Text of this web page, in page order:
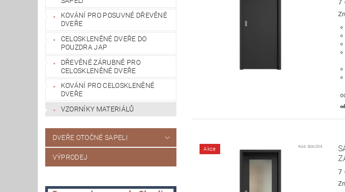
KOVÁNÍ PRO POSUVNÉ DŘEVĚNÉ
DVEŘE
CELOSKLENĚNÉ DVEŘE DO
POUZDRA JAP
DŘEVĚNÉ ZÁRUBNĚ PRO
CELOSKLENĚNÉ DVEŘE
KOVÁNÍ PRO CELOSKLENĚNÉ
DVEŘE
VZORNÍKY MATERIÁLŮ
DVEŘE OTOČNÉ SAPELI
VÝPRODEJ
7
od
Akce Kód: 824/234
7